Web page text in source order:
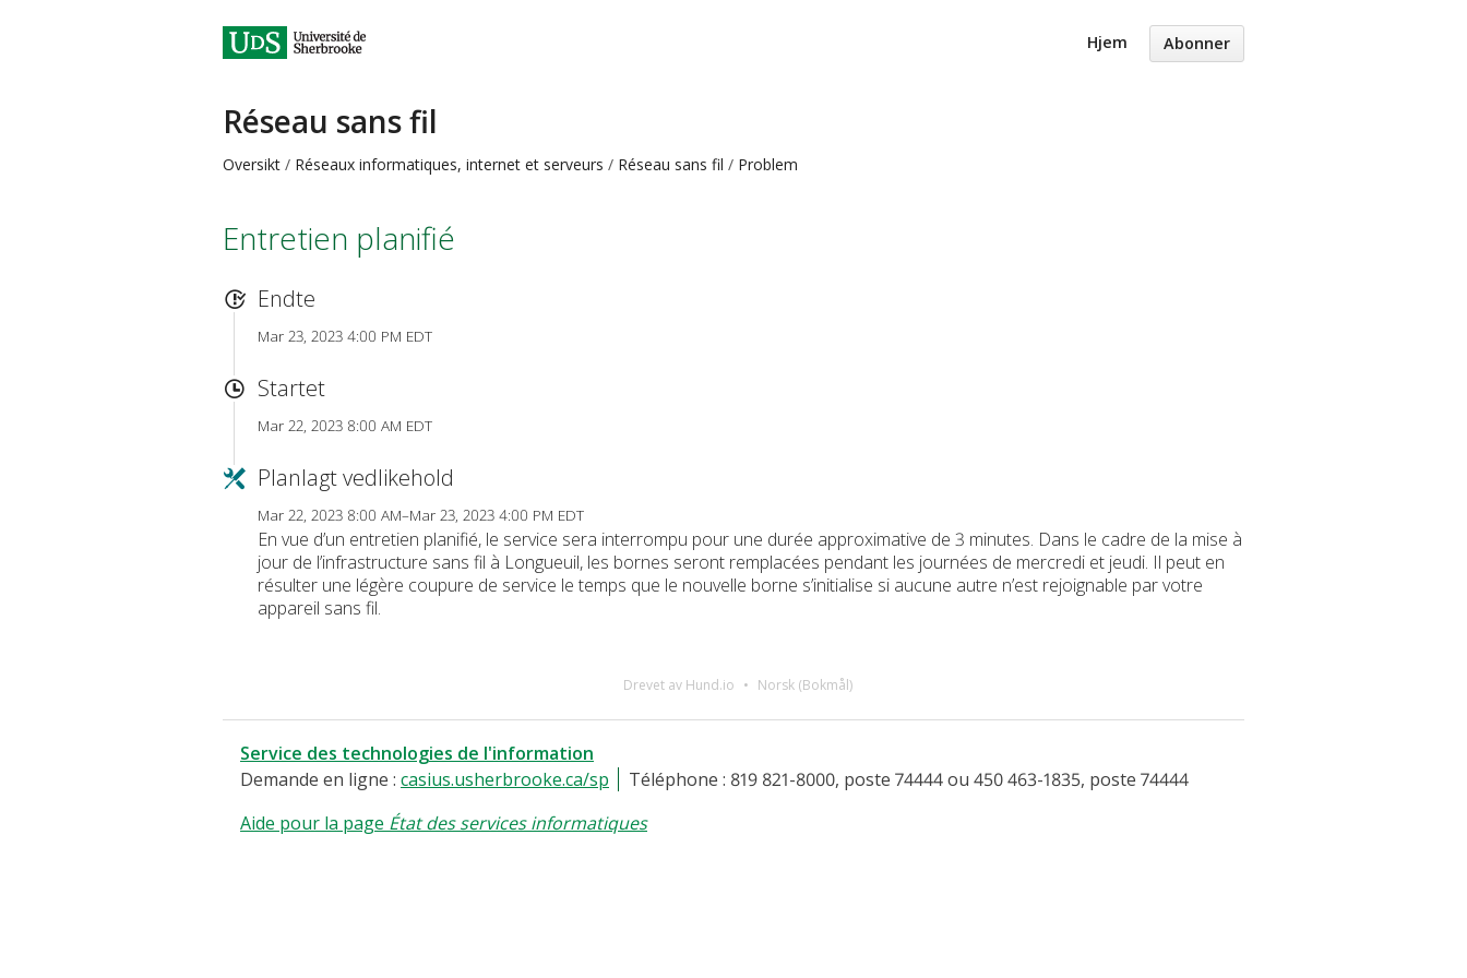
Hjem Abonner
Réseau sans fil
Oversikt Réseaux informatiques, internet et serveurs Réseau sans fil Problem
Entretien planifié
Endte
Mar 23, 2023 4:00 PM EDT
Startet
Mar 22, 2023 8:00 AM EDT
Planlagt vedlikehold
Mar 22, 2023 8:00 AM–Mar 23, 2023 4:00 PM EDT
En vue d’un entretien planifié, le service sera interrompu pour une durée approximative de 3 minutes. Dans le cadre de la mise à
jour de l’infrastructure sans fil à Longueuil, les bornes seront remplacées pendant les journées de mercredi et jeudi. Il peut en
résulter une légère coupure de service le temps que le nouvelle borne s’initialise si aucune autre n’est rejoignable par votre
appareil sans fil.
Drevet av Hund.io Norsk (Bokmål)
Service des technologies de l'information
Demande en ligne : casius.usherbrooke.ca/sp
Téléphone : 819 821-8000, poste 74444 ou 450 463-1835, poste 74444
Aide pour la page État des services informatiques